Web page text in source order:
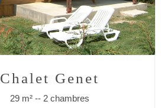
Chalet Genet
29 m² -- 2 chambres